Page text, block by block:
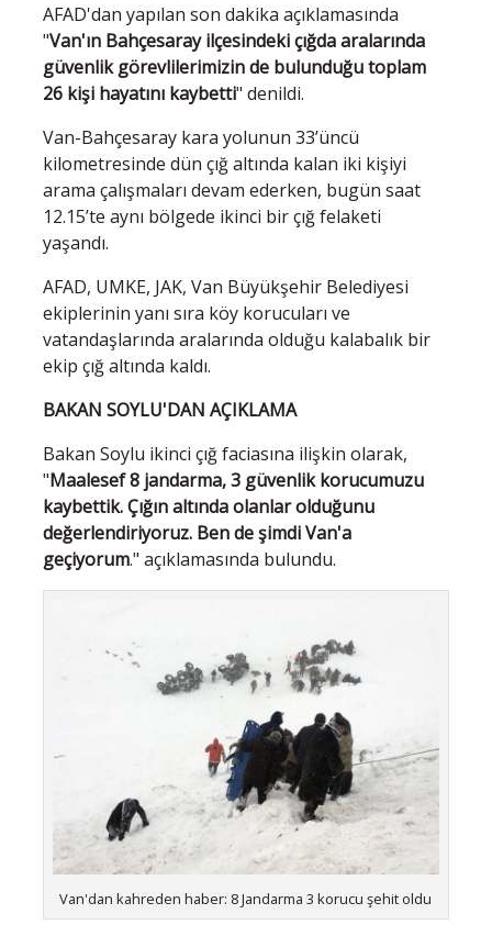
AFAD'dan yapılan son dakika açıklamasında
"Van'ın Bahçesaray ilçesindeki çığda aralarında
güvenlik görevlilerimizin de bulunduğu toplam
26 kişi hayatını kaybetti" denildi.
Van-Bahçesaray kara yolunun 33’üncü
kilometresinde dün çığ altında kalan iki kişiyi
arama çalışmaları devam ederken, bugün saat
12.15’te aynı bölgede ikinci bir çığ felaketi
yaşandı.
AFAD, UMKE, JAK, Van Büyükşehir Belediyesi
ekiplerinin yanı sıra köy korucuları ve
vatandaşlarında aralarında olduğu kalabalık bir
ekip çığ altında kaldı.
BAKAN SOYLU'DAN AÇIKLAMA
Bakan Soylu ikinci çığ faciasına ilişkin olarak,
"Maalesef 8 jandarma, 3 güvenlik korucumuzu
kaybettik. Çığın altında olanlar olduğunu
değerlendiriyoruz. Ben de şimdi Van'a
geçiyorum." açıklamasında bulundu.
Van'dan kahreden haber: 8 Jandarma 3 korucu şehit oldu